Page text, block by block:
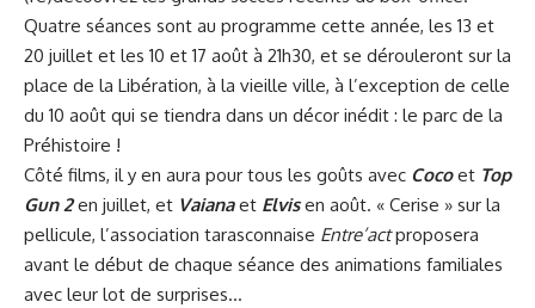
Quatre séances sont au programme cette année, les 13 et
20 juillet et les 10 et 17 août à 21h30, et se dérouleront sur la
place de la Libération, à la vieille ville, à l’exception de celle
du 10 août qui se tiendra dans un décor inédit : le parc de la
Préhistoire !
Côté films, il y en aura pour tous les goûts avec Cocoet Top
Gun 2en juillet, et Vaianaet Elvisen août. « Cerise » sur la
pellicule, l’association tarasconnaise Entre’actproposera
avant le début de chaque séance des animations familiales
avec leur lot de surprises…